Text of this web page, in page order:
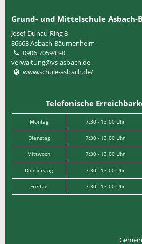
Grund- und Mittelschule Asbach-
Josef-Dunau-Ring 8
86663Asbach-Bäumenheim
0906 705943-0
verwaltung@vs-asbach.de
www.schule-asbach.de/
Telefonische
Montag 7:30 - 13.00 Uhr
Dienstag 7:30 - 13.00 Uhr
Mittwoch 7:30 - 13.00 Uhr
Donnerstag 7:30 - 13.00 Uhr
Freitag 7:30 - 13.00 Uhr